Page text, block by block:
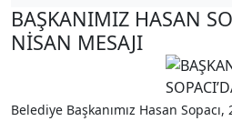
BAŞKANIMIZ HASAN
NİSAN MESAJI
Belediye Başkanımız Hasan